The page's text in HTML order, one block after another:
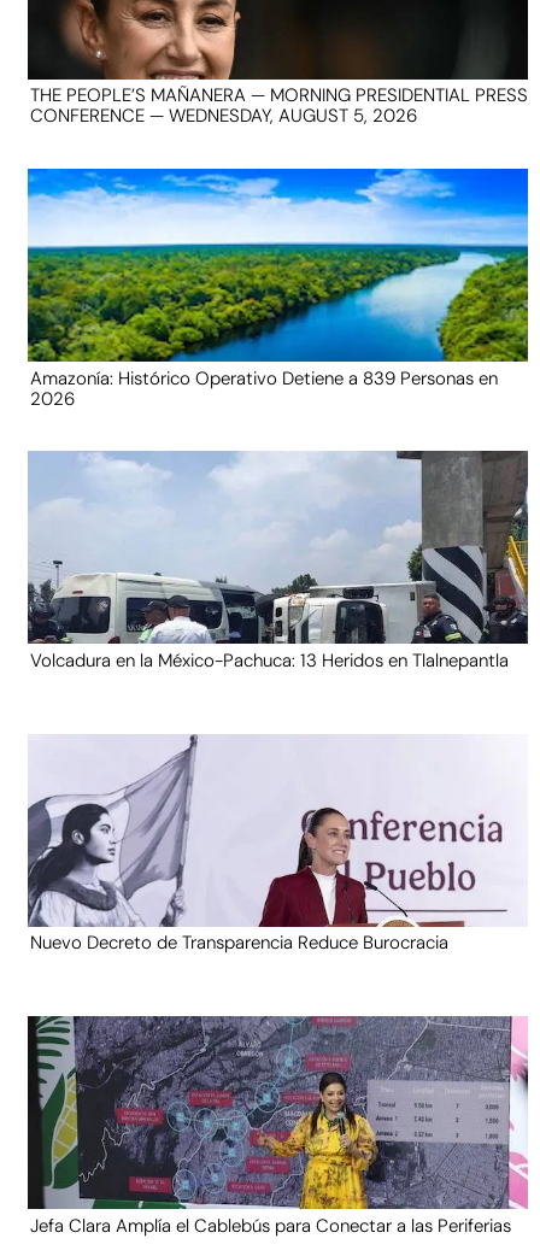
THE PEOPLE’S MAÑANERA — MORNING PRESIDENTIAL PRESS
CONFERENCE — WEDNESDAY, AUGUST 5, 2026
Amazonía: Histórico Operativo Detiene a 839 Personas en
2026
Volcadura en la México-Pachuca: 13 Heridos en Tlalnepantla
Nuevo Decreto de Transparencia Reduce Burocracia
Jefa Clara Amplía el Cablebús para Conectar a las Periferias